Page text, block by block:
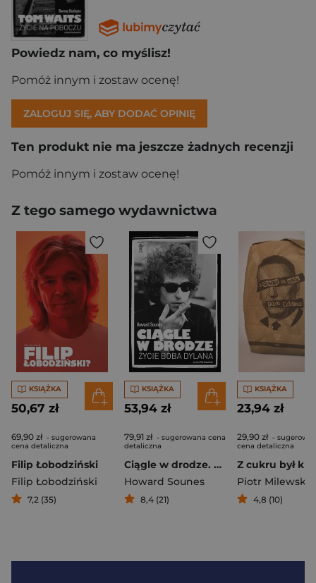
Powiedz nam, co myślisz!
Pomóż innym i zostaw ocenę!
ZALOGUJ SIĘ, ABY DODAĆ OPINIĘ
Ten produkt nie ma jeszcze żadnych recenzji
Pomóż innym i zostaw ocenę!
Z tego samego wydawnictwa
KSIĄŻKA
50,67 zł
69,90 zł - sugerowana
cena detaliczna
Filip Łobodziński
Filip Łobodziński
7,2 (35)
KSIĄŻKA
53,94 zł
79,91 zł - sugerowana cena
detaliczna
Ciągle w drodze. Życie Boba Dylana
Howard Sounes
8,4 (21)
KSIĄŻKA
23,94 zł
29,90 zł -
cena detaliczna
Z cukru był
Piotr Milewski
4,8 (10)